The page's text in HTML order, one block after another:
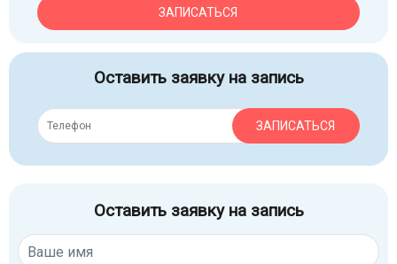
ЗАПИСАТЬСЯ
Оставить заявку на запись
ЗАПИСАТЬСЯ
Оставить заявку на запись